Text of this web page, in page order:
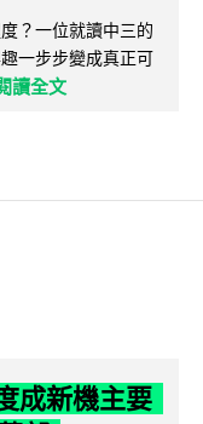
？一位就讀中三的
一步步變成真正可
讀全文
成新機主要